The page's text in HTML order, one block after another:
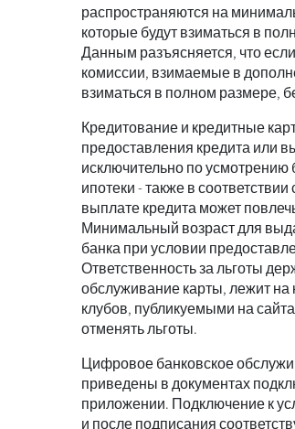
распространяются на
которые будут взиматься в
Данным разъясняется, что
комиссии, взимаемые в
взиматься в полном размере,
Кредитование и кредитные
предоставления кредита или
исключительно по усмотрению
ипотеки - также в
выплате кредита может
Минимальный возраст для
банка при условии
Ответственность за льготы
обслуживание карты, лежит на
клубов, публикуемыми на
отменять льготы.
Цифровое банковское
приведены в документах
приложении. Подключение к
и после подписания